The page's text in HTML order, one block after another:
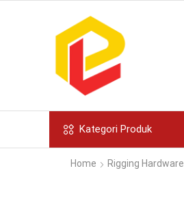
Kategori Produk
Home Rigging Hardware